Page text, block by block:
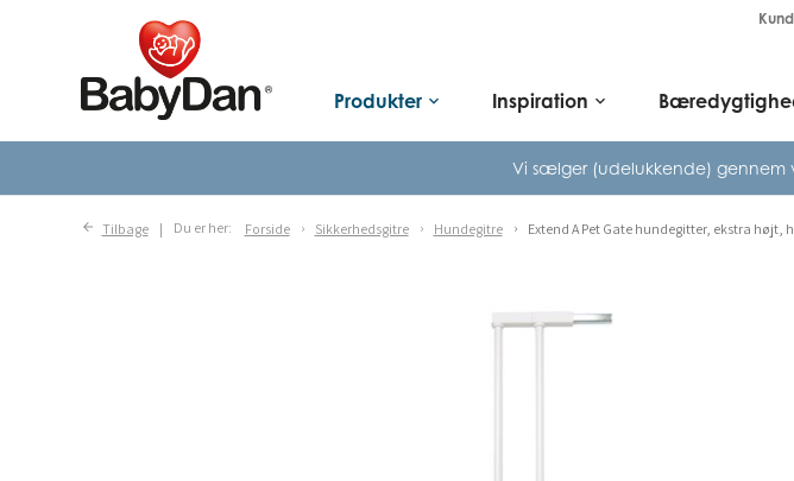
Produkter keyboard_arrow_down Inspiration keyboard_arrow_down
Vi sælger (udelukkende) gennem
Tilbage Du er her: Forside Sikkerhedsgitre Hundegitre Extend A Pet Gate hundegitter, ekstra højt,